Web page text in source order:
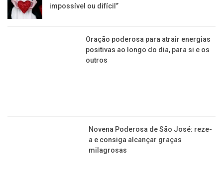
impossível ou difícil”
Oração poderosa para atrair energias
positivas ao longo do dia, para si e os
outros
Novena Poderosa de São José: reze-
a e consiga alcançar graças
milagrosas